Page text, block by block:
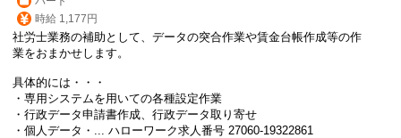
時給 1,177円
社労士業務の補助として、データの突合作業や賃金台帳作成等の作
業をおまかせします。
具体的には・・・
・専用システムを用いての各種設定作業
・行政データ申請書作成、行政データ取り寄せ
・個人データ・... ハローワーク求人番号 27060-19322861